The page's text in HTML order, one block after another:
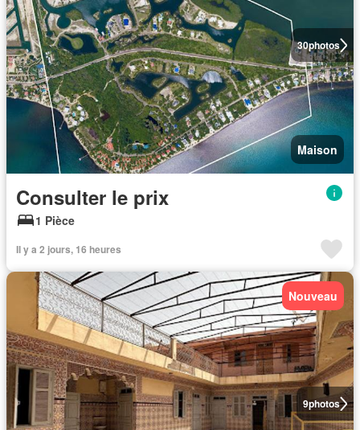
30photos
Maison
Consulter le prix
1 Pièce
Il y a 2 jours, 16 heures
9photos
Nouveau